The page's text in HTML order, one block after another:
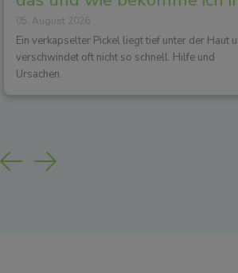
los?
05. August 2026
Ein verkapselter Pickel liegt tief unter der Haut
verschwindet oft nicht so schnell. Hilfe und
Ursachen.
Previous
Next